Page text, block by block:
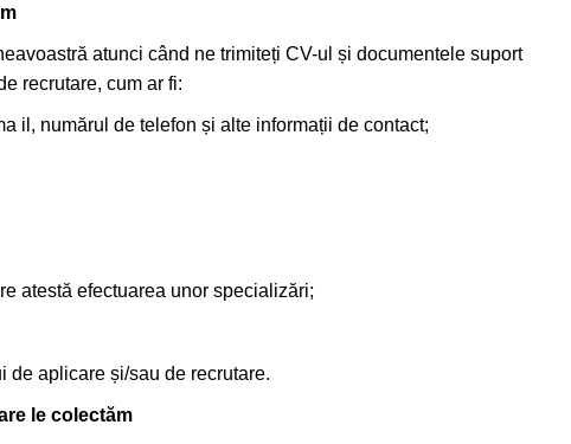
atunci când ne trimiteți CV-ul și documentele suport
recrutare, cum ar fi:
il, numărul de telefon și alte informații de contact;
atestă efectuarea unor specializări;
de aplicare și/sau de recrutare.
le colectăm